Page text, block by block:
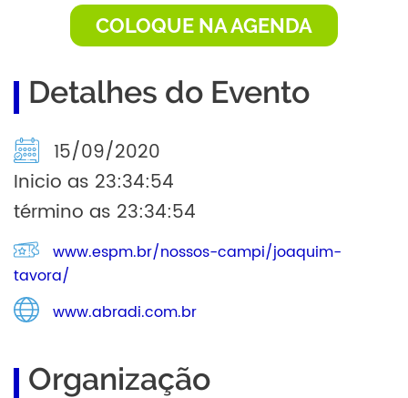
COLOQUE NA AGENDA
Detalhes do Evento
15/09/2020
Inicio as 23:34:54
término as 23:34:54
www.espm.br/nossos-campi/joaquim-
tavora/
www.abradi.com.br
Organização